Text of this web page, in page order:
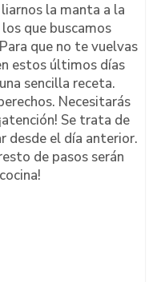
la manta a la
que buscamos
que no te vuelvas
estos últimos días
sencilla receta.
Necesitarás
Se trata de
desde el día anterior.
de pasos serán